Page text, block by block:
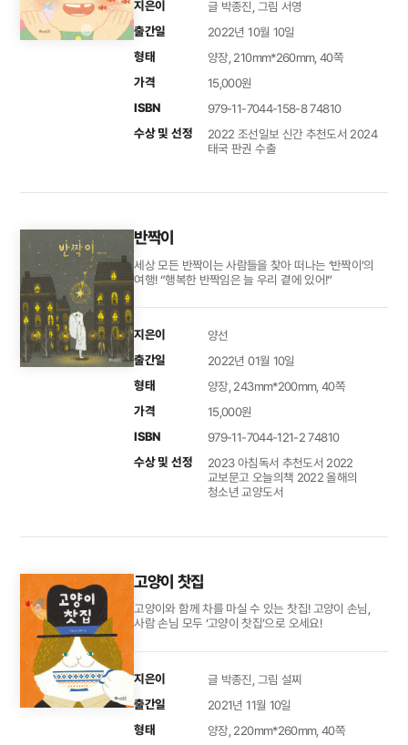
지은이 글 박종진, 그림 서영
출간일 2022년 10월 10일
형태 양장, 210mm*260mm, 40쪽
가격 15,000원
ISBN 979-11-7044-158-8 74810
수상 및 선정
2022 조선일보 신간 추천도서 2024
태국 판권 수출
반짝이
세상 모든 반짝이는 사람들을 찾아 떠나는 ‘반짝이’의
여행! “행복한 반짝임은 늘 우리 곁에 있어!”
지은이 양선
출간일 2022년 01월 10일
형태 양장, 243mm*200mm, 40쪽
가격 15,000원
ISBN 979-11-7044-121-2 74810
수상 및 선정
2023 아침독서 추천도서 2022
교보문고 오늘의책 2022 올해의
청소년 교양도서
고양이 찻집
고양이와 함께 차를 마실 수 있는 찻집! 고양이 손님,
사람 손님 모두 ‘고양이 찻집’으로 오세요!
지은이 글 박종진, 그림 설찌
출간일 2021년 11월 10일
형태 양장, 220mm*260mm, 40쪽